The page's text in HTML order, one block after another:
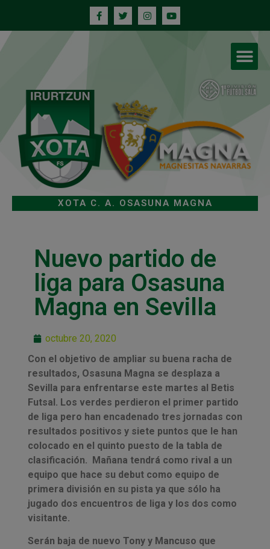
XOTA C. A. OSASUNA MAGNA
Nuevo partido de
liga para Osasuna
Magna en Sevilla
octubre 20, 2020
Con el objetivo de ampliar su buena racha de
resultados, Osasuna Magna se desplaza a
Sevilla para enfrentarse este martes al Betis
Futsal. Los verdes perdieron el primer partido
de liga pero han encadenado tres jornadas con
resultados positivos y siete puntos que le han
colocado en el quinto puesto de la tabla de
clasificación. Mañana tendrá como rival a un
equipo que hace su debut como equipo de
primera división en su pista ya que sólo ha
jugado dos encuentros de liga y los dos como
visitante.
Serán baja de nuevo Tony y Mancuso que